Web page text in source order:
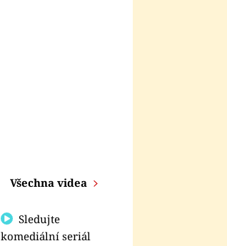
Všechna videa
Sledujte
komediální seriál